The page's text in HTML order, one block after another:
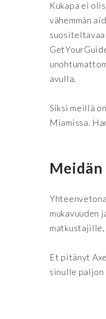
Kukapa ei
vähemmän
avulla.
Siksi meillä
Miamissa.
mukavuuden
Et pitänyt
sinulle paljon